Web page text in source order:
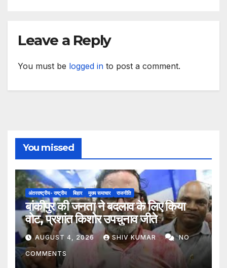
Leave a Reply
You must be logged in to post a comment.
You missed
अंतरराष्ट्रीय- राष्ट्रीय बिहार मुख्य समाचार राजनीति
बांकीपुर की जनता ने बदलाव के लिए किया
वोट, प्रशांत किशोर उपचुनाव जीते
AUGUST 4, 2026 SHIV KUMAR NO
COMMENTS